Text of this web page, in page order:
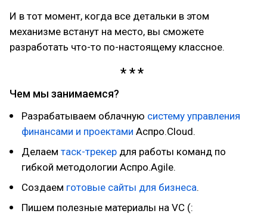
И в тот момент, когда все детальки в этом
механизме встанут на место, вы сможете
разработать что-то по-настоящему классное.
Чем мы занимаемся?
Разрабатываем облачную систему управления
финансами и проектами Аспро.Cloud.
Делаем таск-трекер для работы команд по
гибкой методологии Аспро.Agile.
Создаем готовые сайты для бизнеса.
Пишем полезные материалы на VC (: